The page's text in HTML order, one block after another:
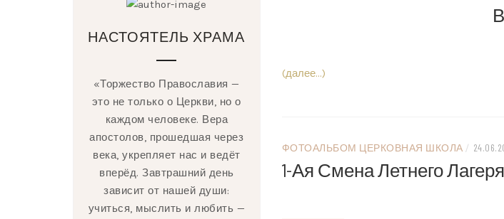
(далее…)
ФОТОАЛЬБОМ ЦЕРКОВНАЯ ШКОЛА /
1-Ая Смена Летнего Лагеря
НАСТОЯТЕЛЬ ХРАМА
«Торжество Православия —
это не только о Церкви, но о
каждом человеке. Вера
апостолов, прошедшая через
века, укрепляет нас и ведёт
вперёд. Завтрашний день
зависит от нашей души:
учиться, мыслить и любить —